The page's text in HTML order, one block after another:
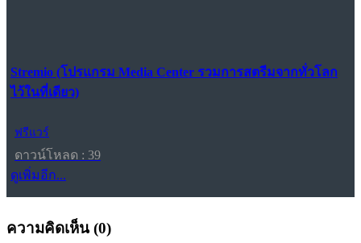
Stremio (โปรแกรม Media Center รวมการสตรีมจากทั่วโลก
ไว้ในที่เดียว)
ฟรีแวร์
ดาวน์โหลด : 39
ดูเพิ่มอีก...
ความคิดเห็น (0)